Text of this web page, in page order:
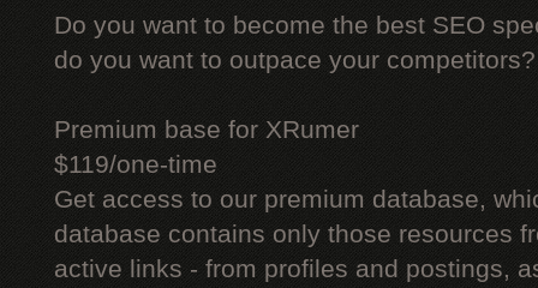
Do you want to become the best SEO
do you want to outpace your competitors?
Premium base for XRumer
$119/one-time
Get access to our premium database,
database contains only those resources
active links - from profiles and postings,